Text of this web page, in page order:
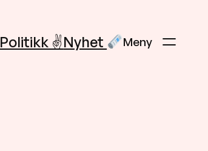
Politikk ✌️Nyhet